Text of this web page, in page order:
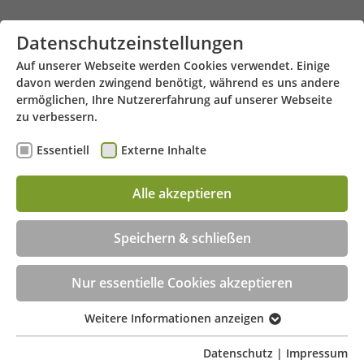
Zum Hauptinhalt springen
Steinweg 15 - 26721 Emden
Beratungstermin jetzt online buchen!
Datenschutzeinstellungen
Auf unserer Webseite werden Cookies verwendet. Einige
davon werden zwingend benötigt, während es uns andere
ermöglichen, Ihre Nutzererfahrung auf unserer Webseite
zu verbessern.
Essentiell Externe Inhalte
Alle akzeptieren
Speichern & schließen
Nur essentielle Cookies akzeptieren
Essentiell
Essentielle Cookies werden für grundlegende
Weitere Informationen anzeigen
Datenschutz | Impressum